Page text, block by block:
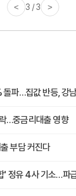
< 3 / 3 >
파…집값 반등, 강
…중금리대출 영향
부담 커진다
' 정유 4사 기소…파